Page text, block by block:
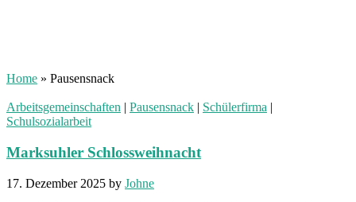
Home » Pausensnack
Arbeitsgemeinschaften | Pausensnack | Schülerfirma |
Schulsozialarbeit
Marksuhler Schlossweihnacht
17. Dezember 2025 by Johne